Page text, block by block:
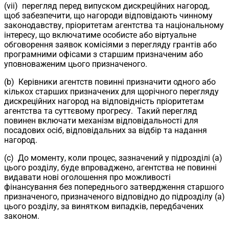
(vii) перегляд перед випуском дискреційних нагород,
щоб забезпечити, що нагороди відповідають чинному
законодавству, пріоритетам агентства та національному
інтересу, що включатиме особисте або віртуальне
обговорення заявок комісіями з перегляду грантів або
програмними офісами з старшим призначеним або
уповноваженим цього призначеного.
(b) Керівники агентств повинні призначити одного або
кількох старших призначених для щорічного перегляду
дискреційних нагород на відповідність пріоритетам
агентства та суттєвому прогресу. Такий перегляд
повинен включати механізм відповідальності для
посадових осіб, відповідальних за відбір та надання
нагород.
(c) До моменту, коли процес, зазначений у підрозділі (a)
цього розділу, буде впроваджено, агентства не повинні
видавати нові оголошення про можливості
фінансування без попереднього затвердження старшого
призначеного, призначеного відповідно до підрозділу (a)
цього розділу, за винятком випадків, передбачених
законом.